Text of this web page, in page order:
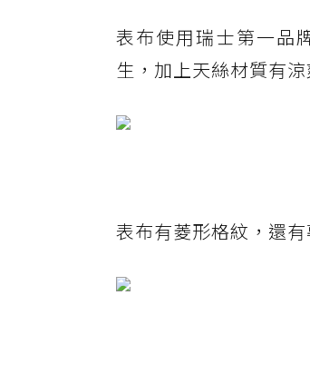
表布使用瑞士第一品
生，加上天絲材質有
表布有菱形格紋，還